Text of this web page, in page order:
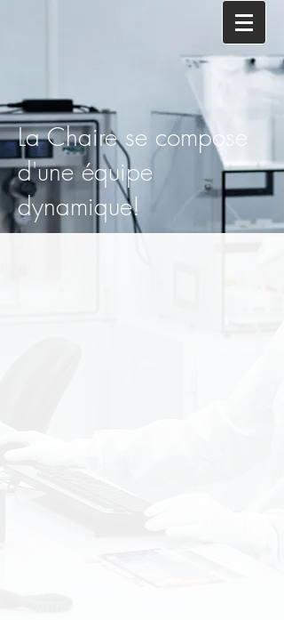
La Chaire se compose
d'une équipe
dynamique!